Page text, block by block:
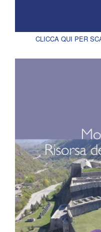
CLICCA QUI PER